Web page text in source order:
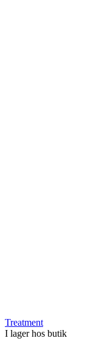
Treatment
I lager hos butik